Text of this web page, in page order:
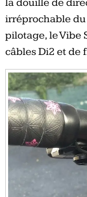
la douille de
irréprochable
pilotage, le Vibe
câbles Di2 et de